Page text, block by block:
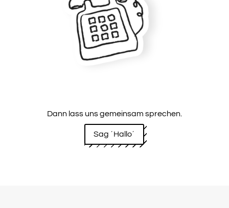
Dann lass uns gemeinsam sprechen.
Sag ´Hallo´